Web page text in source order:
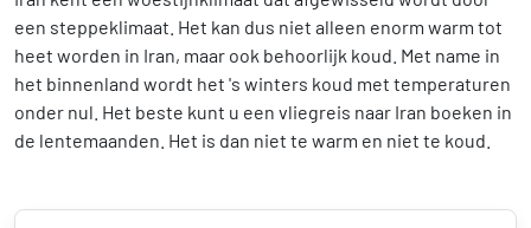
een steppeklimaat. Het kan dus niet alleen enorm warm tot
heet worden in Iran, maar ook behoorlijk koud. Met name in
het binnenland wordt het 's winters koud met temperaturen
onder nul. Het beste kunt u een vliegreis naar Iran boeken in
de lentemaanden. Het is dan niet te warm en niet te koud.